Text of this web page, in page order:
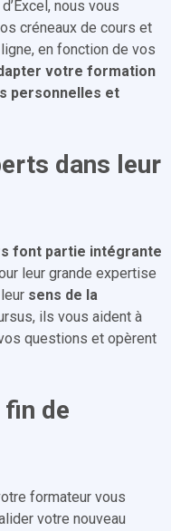
nous vous
créneaux de cours et
en fonction de vos
votre formation
personnelles et
dans leur
font partie intégrante
leur grande expertise
sens de la
ils vous aident à
questions et opèrent
de
formateur vous
votre nouveau